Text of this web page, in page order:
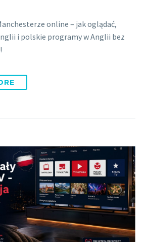
online – jak oglądać,
i polskie programy w Anglii bez